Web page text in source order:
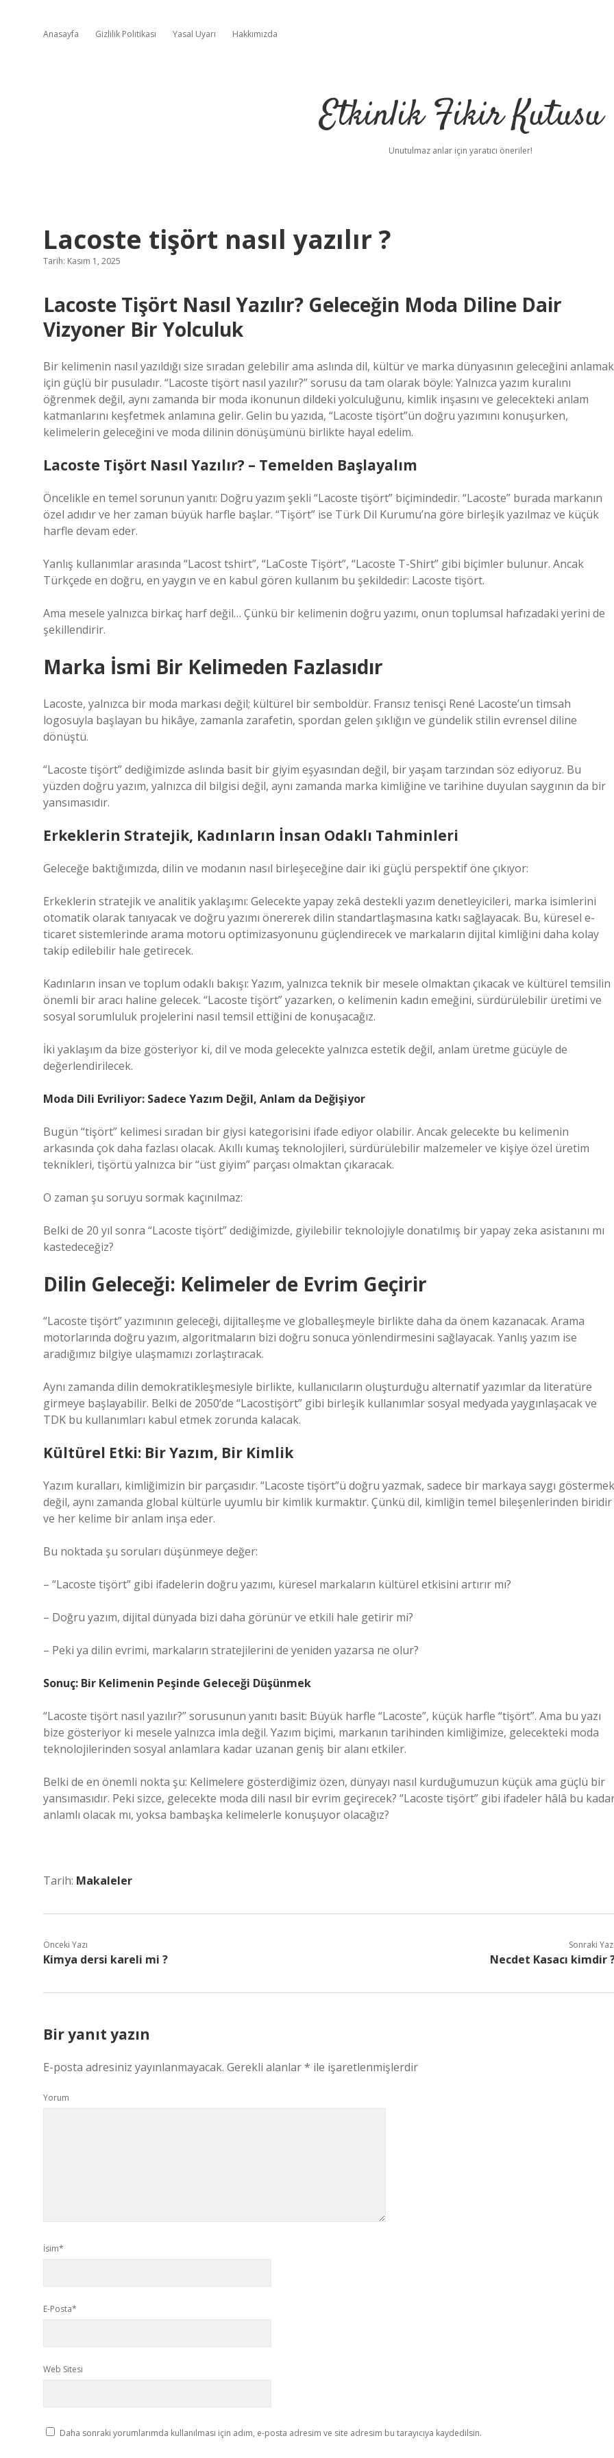
Anasayfa Gizlilik Politikası Yasal Uyarı Hakkımızda
Etkinlik Fikir Kutusu
Unutulmaz anlar için yaratıcı öneriler!
Lacoste tişört nasıl yazılır ?
Tarih: Kasım 1, 2025
Lacoste Tişört Nasıl Yazılır? Geleceğin Moda Diline Dair
Vizyoner Bir Yolculuk
Bir kelimenin nasıl yazıldığı size sıradan gelebilir ama aslında dil, kültür ve marka dünyasının geleceğini anlamak
için güçlü bir pusuladır. “Lacoste tişört nasıl yazılır?” sorusu da tam olarak böyle: Yalnızca yazım kuralını
öğrenmek değil, aynı zamanda bir moda ikonunun dildeki yolculuğunu, kimlik inşasını ve gelecekteki anlam
katmanlarını keşfetmek anlamına gelir. Gelin bu yazıda, “Lacoste tişört”ün doğru yazımını konuşurken,
kelimelerin geleceğini ve moda dilinin dönüşümünü birlikte hayal edelim.
Lacoste Tişört Nasıl Yazılır? – Temelden Başlayalım
Öncelikle en temel sorunun yanıtı: Doğru yazım şekli “Lacoste tişört” biçimindedir. “Lacoste” burada markanın
özel adıdır ve her zaman büyük harfle başlar. “Tişört” ise Türk Dil Kurumu’na göre birleşik yazılmaz ve küçük
harfle devam eder.
Yanlış kullanımlar arasında “Lacost tshirt”, “LaCoste Tişört”, “Lacoste T-Shirt” gibi biçimler bulunur. Ancak
Türkçede en doğru, en yaygın ve en kabul gören kullanım bu şekildedir: Lacoste tişört.
Ama mesele yalnızca birkaç harf değil… Çünkü bir kelimenin doğru yazımı, onun toplumsal hafızadaki yerini de
şekillendirir.
Marka İsmi Bir Kelimeden Fazlasıdır
Lacoste, yalnızca bir moda markası değil; kültürel bir semboldür. Fransız tenisçi René Lacoste’un timsah
logosuyla başlayan bu hikâye, zamanla zarafetin, spordan gelen şıklığın ve gündelik stilin evrensel diline
dönüştü.
“Lacoste tişört” dediğimizde aslında basit bir giyim eşyasından değil, bir yaşam tarzından söz ediyoruz. Bu
yüzden doğru yazım, yalnızca dil bilgisi değil, aynı zamanda marka kimliğine ve tarihine duyulan saygının da bir
yansımasıdır.
Erkeklerin Stratejik, Kadınların İnsan Odaklı Tahminleri
Geleceğe baktığımızda, dilin ve modanın nasıl birleşeceğine dair iki güçlü perspektif öne çıkıyor:
Erkeklerin stratejik ve analitik yaklaşımı: Gelecekte yapay zekâ destekli yazım denetleyicileri, marka isimlerini
otomatik olarak tanıyacak ve doğru yazımı önererek dilin standartlaşmasına katkı sağlayacak. Bu, küresel e-
ticaret sistemlerinde arama motoru optimizasyonunu güçlendirecek ve markaların dijital kimliğini daha kolay
takip edilebilir hale getirecek.
Kadınların insan ve toplum odaklı bakışı: Yazım, yalnızca teknik bir mesele olmaktan çıkacak ve kültürel temsilin
önemli bir aracı haline gelecek. “Lacoste tişört” yazarken, o kelimenin kadın emeğini, sürdürülebilir üretimi ve
sosyal sorumluluk projelerini nasıl temsil ettiğini de konuşacağız.
İki yaklaşım da bize gösteriyor ki, dil ve moda gelecekte yalnızca estetik değil, anlam üretme gücüyle de
değerlendirilecek.
Moda Dili Evriliyor: Sadece Yazım Değil, Anlam da Değişiyor
Bugün “tişört” kelimesi sıradan bir giysi kategorisini ifade ediyor olabilir. Ancak gelecekte bu kelimenin
arkasında çok daha fazlası olacak. Akıllı kumaş teknolojileri, sürdürülebilir malzemeler ve kişiye özel üretim
teknikleri, tişörtü yalnızca bir “üst giyim” parçası olmaktan çıkaracak.
O zaman şu soruyu sormak kaçınılmaz:
Belki de 20 yıl sonra “Lacoste tişört” dediğimizde, giyilebilir teknolojiyle donatılmış bir yapay zeka asistanını mı
kastedeceğiz?
Dilin Geleceği: Kelimeler de Evrim Geçirir
“Lacoste tişört” yazımının geleceği, dijitalleşme ve globalleşmeyle birlikte daha da önem kazanacak. Arama
motorlarında doğru yazım, algoritmaların bizi doğru sonuca yönlendirmesini sağlayacak. Yanlış yazım ise
aradığımız bilgiye ulaşmamızı zorlaştıracak.
Aynı zamanda dilin demokratikleşmesiyle birlikte, kullanıcıların oluşturduğu alternatif yazımlar da literatüre
girmeye başlayabilir. Belki de 2050’de “Lacostişört” gibi birleşik kullanımlar sosyal medyada yaygınlaşacak ve
TDK bu kullanımları kabul etmek zorunda kalacak.
Kültürel Etki: Bir Yazım, Bir Kimlik
Yazım kuralları, kimliğimizin bir parçasıdır. “Lacoste tişört”ü doğru yazmak, sadece bir markaya saygı göstermek
değil, aynı zamanda global kültürle uyumlu bir kimlik kurmaktır. Çünkü dil, kimliğin temel bileşenlerinden biridir
ve her kelime bir anlam inşa eder.
Bu noktada şu soruları düşünmeye değer:
– “Lacoste tişört” gibi ifadelerin doğru yazımı, küresel markaların kültürel etkisini artırır mı?
– Doğru yazım, dijital dünyada bizi daha görünür ve etkili hale getirir mi?
– Peki ya dilin evrimi, markaların stratejilerini de yeniden yazarsa ne olur?
Sonuç: Bir Kelimenin Peşinde Geleceği Düşünmek
“Lacoste tişört nasıl yazılır?” sorusunun yanıtı basit: Büyük harfle “Lacoste”, küçük harfle “tişört”. Ama bu yazı
bize gösteriyor ki mesele yalnızca imla değil. Yazım biçimi, markanın tarihinden kimliğimize, gelecekteki moda
teknolojilerinden sosyal anlamlara kadar uzanan geniş bir alanı etkiler.
Belki de en önemli nokta şu: Kelimelere gösterdiğimiz özen, dünyayı nasıl kurduğumuzun küçük ama güçlü bir
yansımasıdır. Peki sizce, gelecekte moda dili nasıl bir evrim geçirecek? “Lacoste tişört” gibi ifadeler hâlâ bu
anlamlı olacak mı, yoksa bambaşka kelimelerle konuşuyor olacağız?
Tarih: Makaleler
Önceki Yazı
Kimya dersi kareli mi ?
Sonraki
Necdet Kasacı kimdir
Bir yanıt yazın
E-posta adresiniz yayınlanmayacak. Gerekli alanlar* ile işaretlenmişlerdir
Yorum
İsim*
E-Posta*
Web Sitesi
Daha sonraki yorumlarımda kullanılması için adım, e-posta adresim ve site adresim bu tarayıcıya kaydedilsin.